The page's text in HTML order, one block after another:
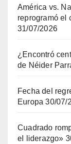
América vs.
reprogramó el
31/07/2026
¿Encontró
de Néider
Fecha del
Europa 30/07/
Cuadrado
el liderazgo»